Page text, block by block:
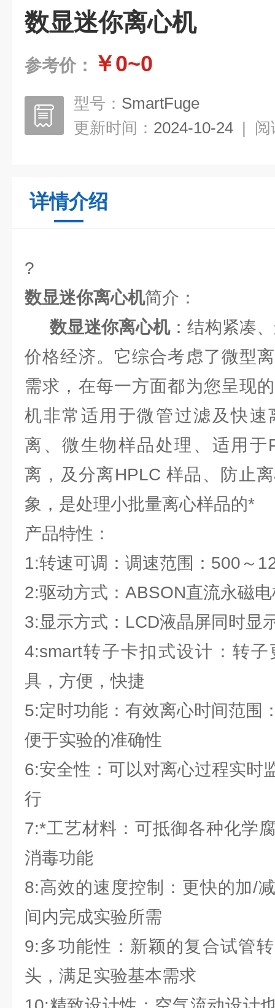
数显迷你离心机
参考价： ￥0~0
型号： SmartFuge
更新时间： 2024-10-24 | 阅
详情介绍
?
数显迷你离心机简介：
数显迷你离心机：结构紧凑
价格经济。它综合考虑了微型
需求，在每一方面都为您呈现
机非常适用于微管过滤及快速
离、微生物样品处理、适用于
离，及分离HPLC 样品、防止
象，是处理小批量离心样品
产品特性：
1:转速可调：调速范围：500～
2:驱动方式：ABSON直流永磁
3:显示方式：LCD液晶屏同时显
4:smart转子卡扣式设计：转
具，方便，快捷
5:定时功能：有效离心时间范围
便于实验的准确性
6:安全性：可以对离心过程实时
行
7:*工艺材料：可抵御各种化学
消毒功能
8:高效的速度控制：更快的加/
间内完成实验所需
9:多功能性：新颖的复合试管
头，满足实验基本需求